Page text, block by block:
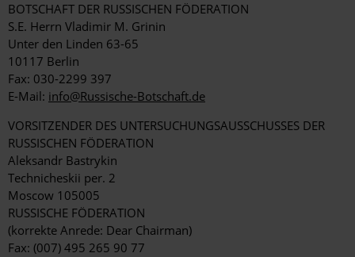
BOTSCHAFT DER RUSSISCHEN FÖDERATION
S.E. Herrn Vladimir M. Grinin
Unter den Linden 63-65
10117 Berlin
Fax: 030-2299 397
E-Mail: info@Russische-Botschaft.de
VORSITZENDER DES UNTERSUCHUNGSAUSSCHUSSES DER
RUSSISCHEN FÖDERATION
Aleksandr Bastrykin
Technicheskii per. 2
Moscow 105005
RUSSISCHE FÖDERATION
(korrekte Anrede: Dear Chairman)
Fax: (007) 495 265 90 77